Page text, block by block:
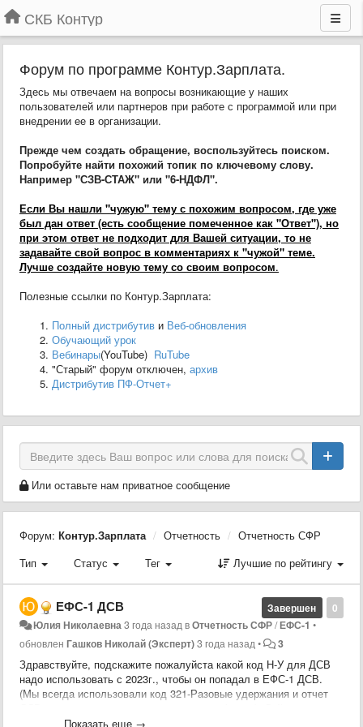
СКБ Контур
Форум по программе Контур.Зарплата.
Здесь мы отвечаем на вопросы возникающие у наших
пользователей или партнеров при работе с программой или при
внедрении ее в организации.
Прежде чем создать обращение, воспользуйтесь поиском.
Попробуйте найти похожий топик по ключевому слову.
Например "СЗВ-СТАЖ" или "6-НДФЛ".
Если Вы нашли "чужую" тему с похожим вопросом, где уже
был дан ответ (есть сообщение помеченное как "Ответ"), но
при этом ответ не подходит для Вашей ситуации, то не
задавайте свой вопрос в комментариях к "чужой" теме.
Лучше создайте новую тему со своим вопросом.
Полезные ссылки по Контур.Зарплата:
Полный дистрибутив и Веб-обновления
Обучающий урок
Вебинары(YouTube) RuTube
"Старый" форум отключен, архив
Дистрибутив ПФ-Отчет+
Или оставьте нам приватное сообщение
Форум: Контур.Зарплата Отчетность
Отчетность СФР
Тип
Статус Тег Лучшие по рейтингу
0
Завершен
ЕФС-1 ДСВ
Юлия Николаевна3 года назадвОтчетность СФР/ЕФС-1 •
обновлен Гашков Николай (Эксперт)3 года назад• 3
Здравствуйте, подскажите пожалуйста какой код Н-У для ДСВ
надо использовать с 2023г., чтобы он попадал в ЕФС-1 ДСВ.
(Мы всегда использовали код 321-Разовые удержания и отчет
формировании ЕФС-1 ДСВ отчет не создается, потому что
Показать еще →